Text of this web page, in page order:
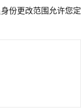
份更改范围允许您定